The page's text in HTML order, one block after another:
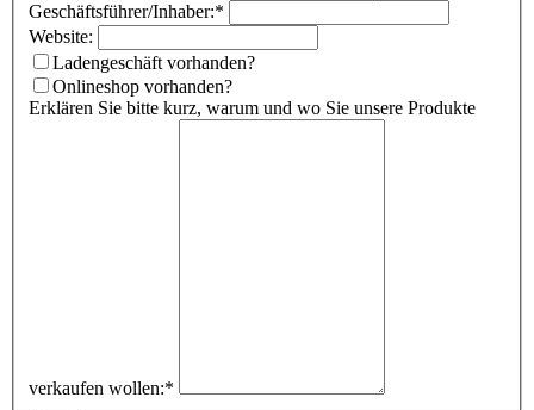
Geschäftsführer/Inhaber:*
Website:
Ladengeschäft vorhanden?
Onlineshop vorhanden?
Erklären Sie bitte kurz, warum und wo Sie unsere Produkte
verkaufen wollen:*